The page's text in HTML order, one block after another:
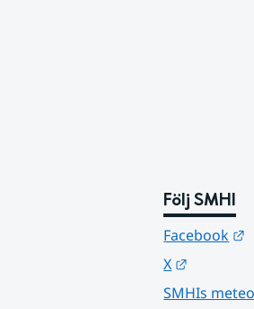
Följ SMHI
Facebook
X
SMHIs